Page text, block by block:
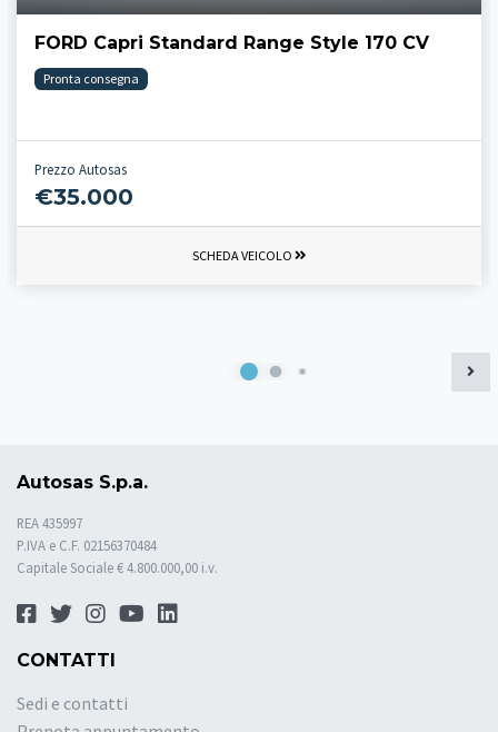
FORD Capri Standard Range Style 170 CV
Pronta consegna
Prezzo Autosas
€35.000
SCHEDA VEICOLO
Autosas S.p.a.
REA 435997
P.IVA e C.F. 02156370484
Capitale Sociale € 4.800.000,00 i.v.
CONTATTI
Sedi e contatti